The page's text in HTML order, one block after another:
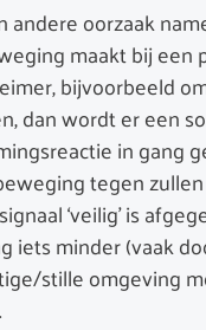
andere oorzaak
maakt bij een
bijvoorbeeld
dan wordt er een
in gang
tegen zullen
‘veilig’ is
iets minder (vaak
stille omgeving